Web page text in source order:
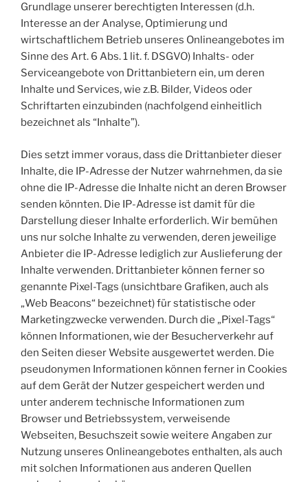
Grundlage unserer berechtigten Interessen (d.h.
Interesse an der Analyse, Optimierung und
wirtschaftlichem Betrieb unseres Onlineangebotes im
Sinne des Art. 6 Abs. 1 lit. f. DSGVO) Inhalts- oder
Serviceangebote von Drittanbietern ein, um deren
Inhalte und Services, wie z.B. Bilder, Videos oder
Schriftarten einzubinden (nachfolgend einheitlich
bezeichnet als “Inhalte”).
Dies setzt immer voraus, dass die Drittanbieter dieser
Inhalte, die IP-Adresse der Nutzer wahrnehmen, da sie
ohne die IP-Adresse die Inhalte nicht an deren Browser
senden könnten. Die IP-Adresse ist damit für die
Darstellung dieser Inhalte erforderlich. Wir bemühen
uns nur solche Inhalte zu verwenden, deren jeweilige
Anbieter die IP-Adresse lediglich zur Auslieferung der
Inhalte verwenden. Drittanbieter können ferner so
genannte Pixel-Tags (unsichtbare Grafiken, auch als
„Web Beacons“ bezeichnet) für statistische oder
Marketingzwecke verwenden. Durch die „Pixel-Tags“
können Informationen, wie der Besucherverkehr auf
den Seiten dieser Website ausgewertet werden. Die
pseudonymen Informationen können ferner in Cookies
auf dem Gerät der Nutzer gespeichert werden und
unter anderem technische Informationen zum
Browser und Betriebssystem, verweisende
Webseiten, Besuchszeit sowie weitere Angaben zur
Nutzung unseres Onlineangebotes enthalten, als auch
mit solchen Informationen aus anderen Quellen